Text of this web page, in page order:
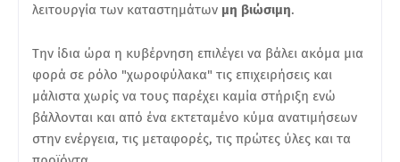
λειτουργία των καταστημάτων μη βιώσιμη.
Την ίδια ώρα η κυβέρνηση επιλέγει να βάλει ακόμα μια
φορά σε ρόλο "χωροφύλακα" τις επιχειρήσεις και
μάλιστα χωρίς να τους παρέχει καμία στήριξη ενώ
βάλλονται και από ένα εκτεταμένο κύμα ανατιμήσεων
στην ενέργεια, τις μεταφορές, τις πρώτες ύλες και τα